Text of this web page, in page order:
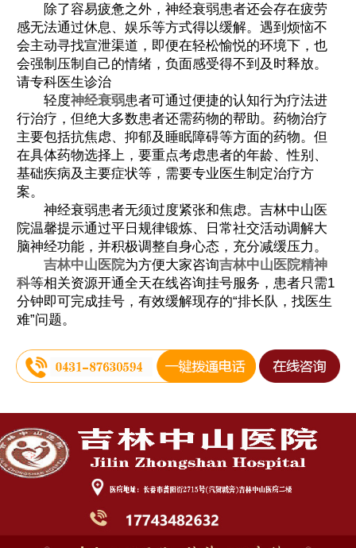
除了容易疲惫之外，神经衰弱患者还会存在疲劳
感无法通过休息、娱乐等方式得以缓解。遇到烦恼不
会主动寻找宣泄渠道，即便在轻松愉悦的环境下，也
会强制压制自己的情绪，负面感受得不到及时释放。
请专科医生诊治
轻度神经衰弱患者可通过便捷的认知行为疗法进
行治疗，但绝大多数患者还需药物的帮助。药物治疗
主要包括抗焦虑、抑郁及睡眠障碍等方面的药物。但
在具体药物选择上，要重点考虑患者的年龄、性别、
基础疾病及主要症状等，需要专业医生制定治疗方
案。
神经衰弱患者无须过度紧张和焦虑。吉林中山医
院温馨提示通过平日规律锻炼、日常社交活动调解大
脑神经功能，并积极调整自身心态，充分减缓压力。
吉林中山医院为方便大家咨询吉林中山医院精神
科等相关资源开通全天在线咨询挂号服务，患者只需1
分钟即可完成挂号，有效缓解现存的“排长队，找医生
难”问题。